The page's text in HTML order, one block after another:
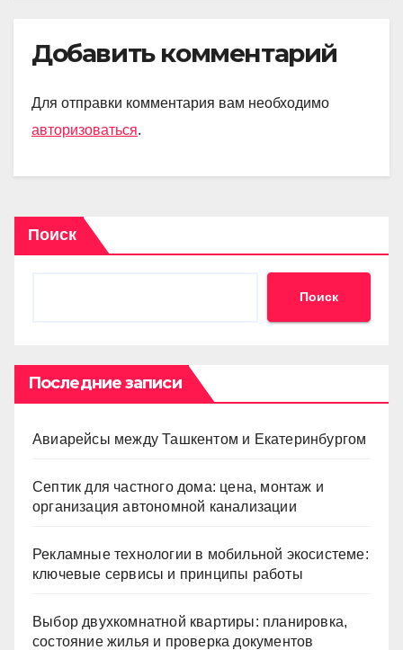
Добавить комментарий
Для отправки комментария вам необходимо
авторизоваться.
Поиск
Поиск
Последние записи
Авиарейсы между Ташкентом и Екатеринбургом
Септик для частного дома: цена, монтаж и
организация автономной канализации
Рекламные технологии в мобильной экосистеме:
ключевые сервисы и принципы работы
Выбор двухкомнатной квартиры: планировка,
состояние жилья и проверка документов